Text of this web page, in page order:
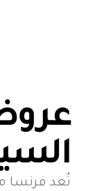
تُعد فرنسا